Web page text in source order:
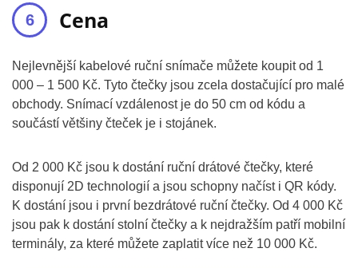
Cena
Nejlevnější kabelové ruční snímače můžete koupit od 1
000 – 1 500 Kč. Tyto čtečky jsou zcela dostačující pro malé
obchody. Snímací vzdálenost je do 50 cm od kódu a
součástí většiny čteček je i stojánek.
Od 2 000 Kč jsou k dostání ruční drátové čtečky, které
disponují 2D technologií a jsou schopny načíst i QR kódy.
K dostání jsou i první bezdrátové ruční čtečky. Od 4 000 Kč
jsou pak k dostání stolní čtečky a k nejdražším patří mobilní
terminály, za které můžete zaplatit více než 10 000 Kč.